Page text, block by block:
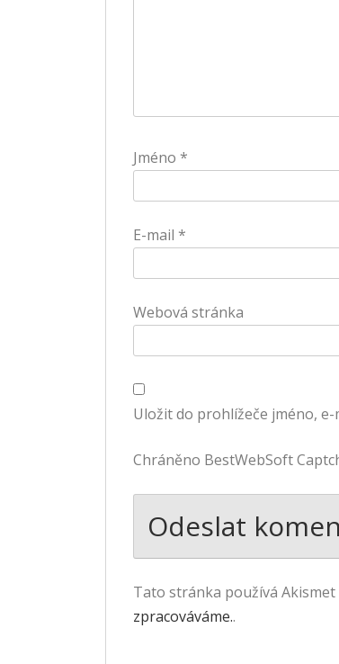
Jméno *
E-mail *
Webová stránka
Uložit do prohlížeče jméno,
Chráněno BestWebSoft
Tato stránka používá Akismet
zpracováváme..